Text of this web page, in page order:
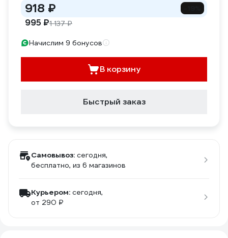
918 ₽
995 ₽1 137 ₽
Начислим 9 бонусов
В корзину
Быстрый заказ
Самовывоз: сегодня,
бесплатно, из 6 магазинов
Курьером: сегодня,
от 290 ₽